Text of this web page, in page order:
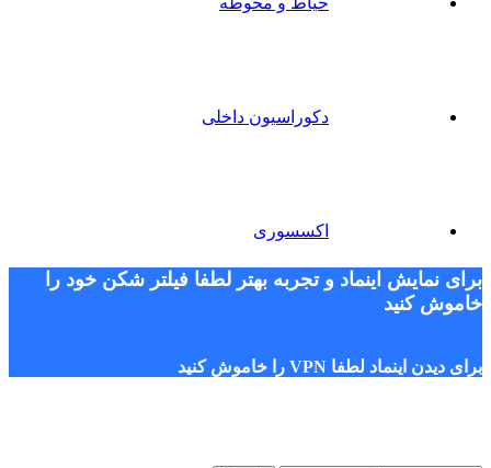
دکوراسیون داخلی
اکسسوری
برای نمایش اینماد و تجربه بهتر لطفا فیلتر شکن خود را
خاموش کنید
برای دیدن اینماد لطفا VPN را خاموش کنید